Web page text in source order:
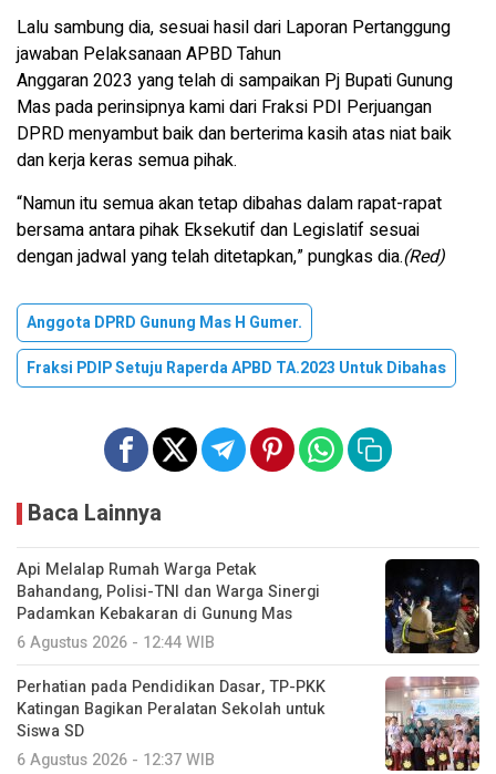
Lalu sambung dia, sesuai hasil dari Laporan Pertanggung
jawaban Pelaksanaan APBD Tahun
Anggaran 2023 yang telah di sampaikan Pj Bupati Gunung
Mas pada perinsipnya kami dari Fraksi PDI Perjuangan
DPRD menyambut baik dan berterima kasih atas niat baik
dan kerja keras semua pihak.
“Namun itu semua akan tetap dibahas dalam rapat-rapat
bersama antara pihak Eksekutif dan Legislatif sesuai
dengan jadwal yang telah ditetapkan,” pungkas dia.(Red)
Anggota DPRD Gunung Mas H Gumer.
Fraksi PDIP Setuju Raperda APBD TA.2023 Untuk Dibahas
Baca Lainnya
Api Melalap Rumah Warga Petak
Bahandang, Polisi-TNI dan Warga Sinergi
Padamkan Kebakaran di Gunung Mas
6 Agustus 2026 - 12:44 WIB
Perhatian pada Pendidikan Dasar, TP-PKK
Katingan Bagikan Peralatan Sekolah untuk
Siswa SD
6 Agustus 2026 - 12:37 WIB